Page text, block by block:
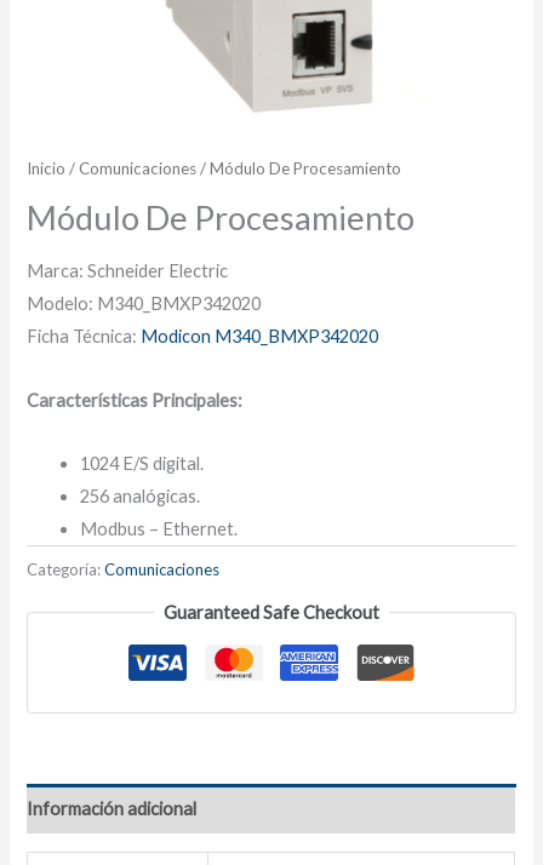
Inicio / Comunicaciones/ Módulo De Procesamiento
Módulo De Procesamiento
Marca: Schneider Electric
Modelo: M340_BMXP342020
Ficha Técnica: Modicon M340_BMXP342020
Características Principales:
1024 E/S digital.
256 analógicas.
Modbus – Ethernet.
Categoría:Comunicaciones
Guaranteed Safe Checkout
Información adicional